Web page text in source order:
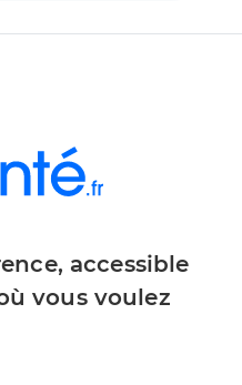
accessible
vous voulez